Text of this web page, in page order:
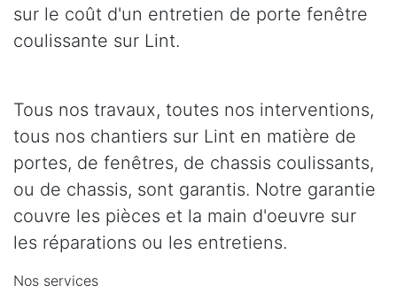
sur le coût d'un entretien de porte fenêtre
coulissante sur Lint.
Tous nos travaux, toutes nos interventions,
tous nos chantiers sur Lint en matière de
portes, de fenêtres, de chassis coulissants,
ou de chassis, sont garantis. Notre garantie
couvre les pièces et la main d'oeuvre sur
les réparations ou les entretiens.
Nos services